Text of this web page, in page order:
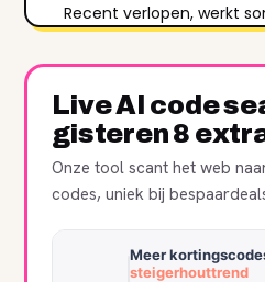
Recent verlopen, werkt
Live AI code
gisteren 8
Onze tool scant het web
codes, uniek bij
Meer
steigerhouttrend